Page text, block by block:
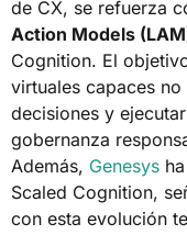
de CX, se refuerza
Action Models
Cognition. El
virtuales capaces
decisiones y
gobernanza
Además, Genesys
Scaled Cognition,
con esta evolución